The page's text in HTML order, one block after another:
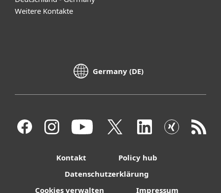
Weitere Kontakte
Germany (DE)
Kontakt
Policy hub
Datenschutzerklärung
Cookies verwalten
Impressum